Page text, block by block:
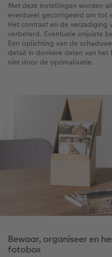
Met deze instellingen worden
eventueel gecorrigeerd om tot
Het contrast en de verzadiging
verbeterd. Eventuele onjuiste
Een oplichting van de
detail in donkere delen van
niet door de optimalisatie.
Bewaar, organiseer en
fotobox